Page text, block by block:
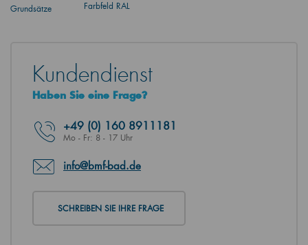
Grundsätze
Farbfeld RAL
Kundendienst
Haben Sie eine Frage?
+49 (0) 160 8911181
Mo - Fr: 8 - 17 Uhr
info@bmf-bad.de
SCHREIBEN SIE IHRE FRAGE